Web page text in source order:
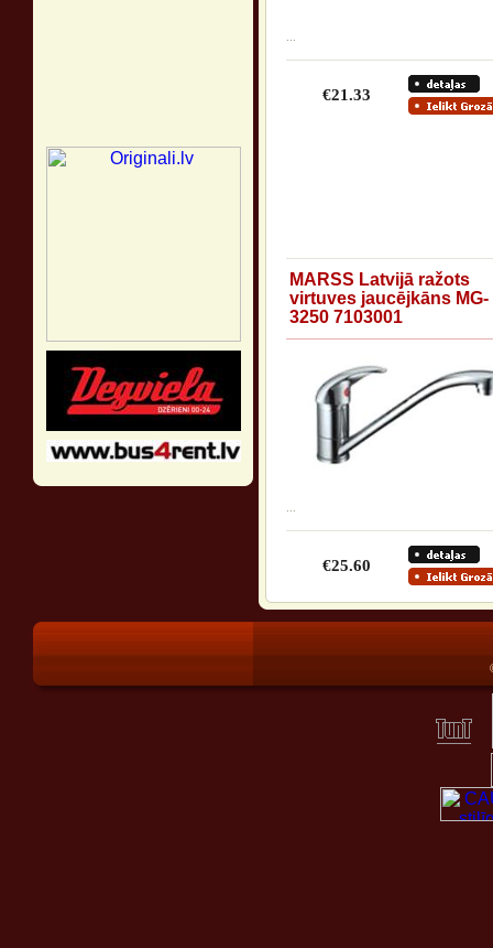
€21.33
MARSS Latvijā ražots
virtuves jaucējkāns MG-
3250 7103001
€25.60